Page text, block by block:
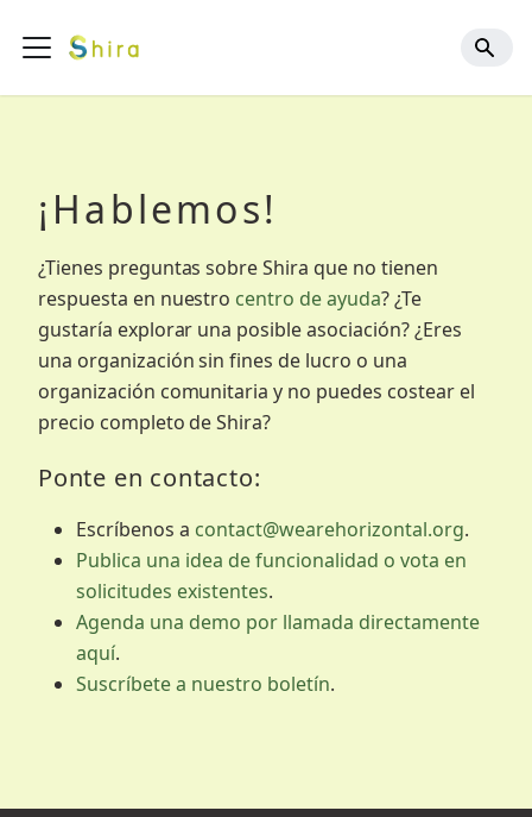
¡Hablemos!
¿Tienes preguntas sobre Shira que no tienen
respuesta en nuestro centro de ayuda? ¿Te
gustaría explorar una posible asociación? ¿Eres
una organización sin fines de lucro o una
organización comunitaria y no puedes costear el
precio completo de Shira?
Ponte en contacto:
Escríbenos a contact@wearehorizontal.org.
Publica una idea de funcionalidad o vota en
solicitudes existentes.
Agenda una demo por llamada directamente
aquí.
Suscríbete a nuestro boletín.